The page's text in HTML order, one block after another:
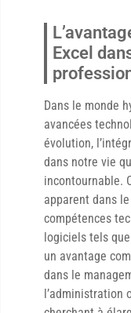
Excel
Dans le monde
avancées
évolution,
dans notre vie
incontournable.
apparent dans
compétences
logiciels tels
un avantage
dans le
l’administration